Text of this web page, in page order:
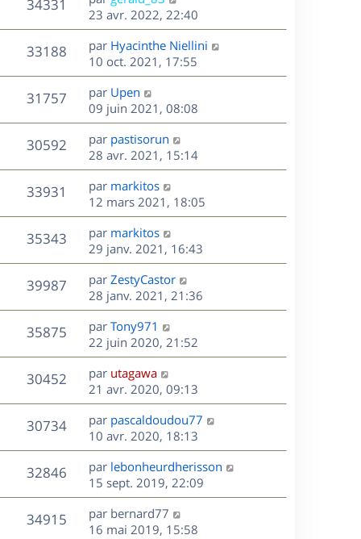
s
a
g
e
m
e
s
s
a
g
e
s
i
e
r
m
e
s
s
a
g
e
34331
u
e
s
e
r
n
i
e
r
m
e
s
s
a
g
e
23 avr. 2022, 22:40
33188V
u
s
D
e
r
n
i
e
r
m
e
s
s
a
g
e
par Hyacinthe Niellini
10 oct. 2021, 17:55
31757V
u
e
D
e
r
n
i
e
r
m
e
s
s
a
g
e
par Upen
09 juin 2021, 08:08
30592V
u
s
D
e
r
n
i
e
r
m
e
s
s
a
g
e
par pastisorun
28 avr. 2021, 15:14
33931
u
e
s
D
e
r
n
i
e
r
m
e
s
s
a
g
e
par markitos
12 mars 2021, 18:05
35343V
u
D
e
r
n
i
e
r
m
e
s
s
a
g
e
par markitos
29 janv. 2021, 16:43
39987V
u
s
D
e
r
n
i
e
r
m
e
s
s
a
g
e
par ZestyCastor
28 janv. 2021, 21:36
35875V
u
e
D
e
r
n
i
e
r
m
e
s
s
a
g
e
par Tony971
22 juin 2020, 21:52
30452V
u
D
e
r
n
i
e
r
m
e
s
s
par utagawa
21 avr. 2020, 09:13
30734V
u
e
D
e
r
n
i
e
r
m
par pascaldoudou77
10 avr. 2020, 18:13
32846V
u
D
e
r
n
i
par lebonheurdherisson
15 sept. 2019, 22:09
34915V
D
e
par bernard77
16 mai 2019, 15:58